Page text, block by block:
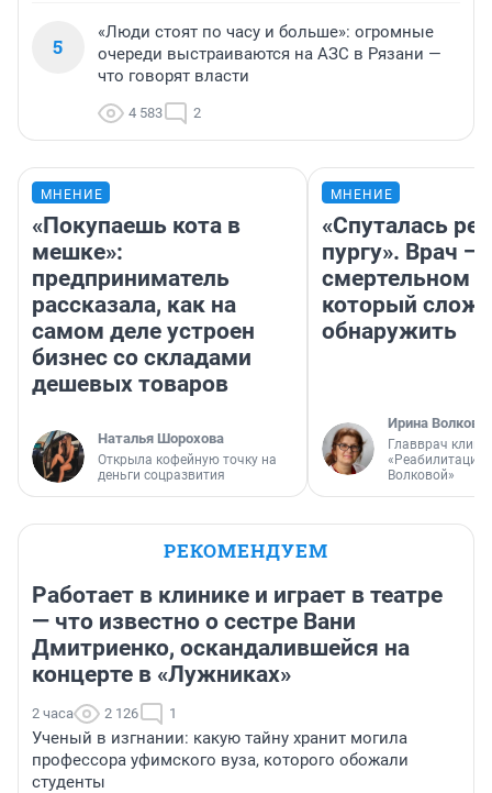
профессора уфимского вуза, которого обожали
студенты
«Вам зачем он?»: дизайнер из Москвы за свои деньги
Сезон черники в Мурманской области: рецепт
хрустящего ягодного штруделя за полчаса
Как приготовить хачапури — несколько рецептов от
жительницы Барнаула